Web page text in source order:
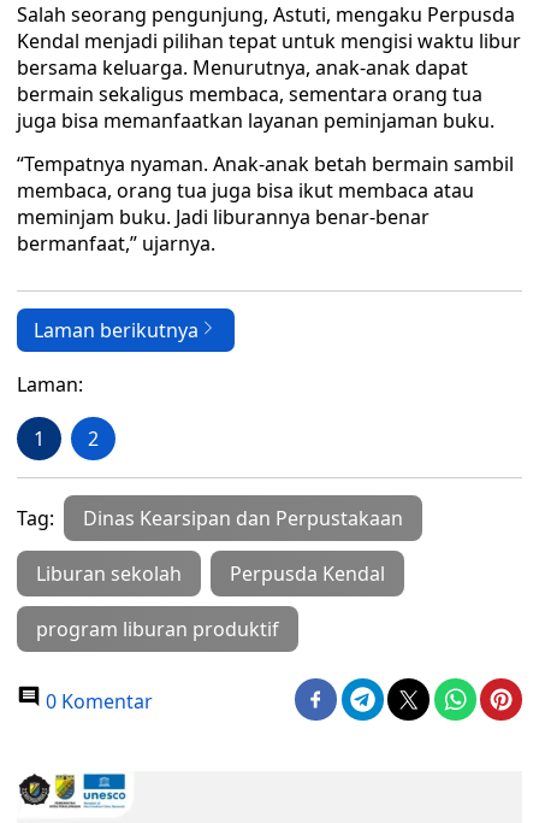
Salah seorang pengunjung, Astuti, mengaku Perpusda
Kendal menjadi pilihan tepat untuk mengisi waktu libur
bersama keluarga. Menurutnya, anak-anak dapat
bermain sekaligus membaca, sementara orang tua
juga bisa memanfaatkan layanan peminjaman buku.
“Tempatnya nyaman. Anak-anak betah bermain sambil
membaca, orang tua juga bisa ikut membaca atau
meminjam buku. Jadi liburannya benar-benar
bermanfaat,” ujarnya.
Laman berikutnya
Laman:
1 2
Tag: Dinas Kearsipan dan Perpustakaan
Liburan sekolah Perpusda Kendal
program liburan produktif
0 Komentar